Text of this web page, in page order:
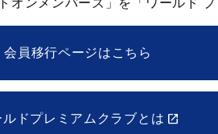
オンメンバーズ」を「ワールド
会員移行ページはこちら
ルドプレミアムクラブとは